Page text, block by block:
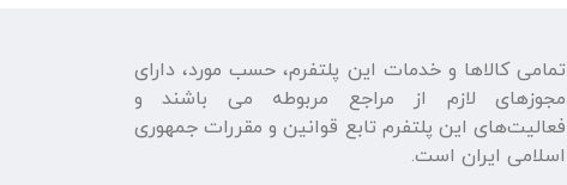
تمامی كالاها و خدمات اين پلتفرم، حسب مورد، دارای
مجوزهای لازم از مراجع مربوطه می باشند و
فعاليت‌های اين پلتفرم تابع قوانين و مقررات جمهوری
اسلامی ايران است.